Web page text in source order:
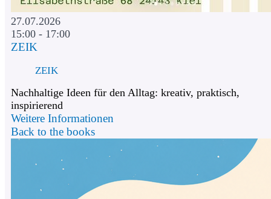
27.07.2026
15:00 - 17:00
ZEIK
ZEIK
Nachhaltige Ideen für den Alltag: kreativ, praktisch,
inspirierend
Weitere Informationen
Back to the books